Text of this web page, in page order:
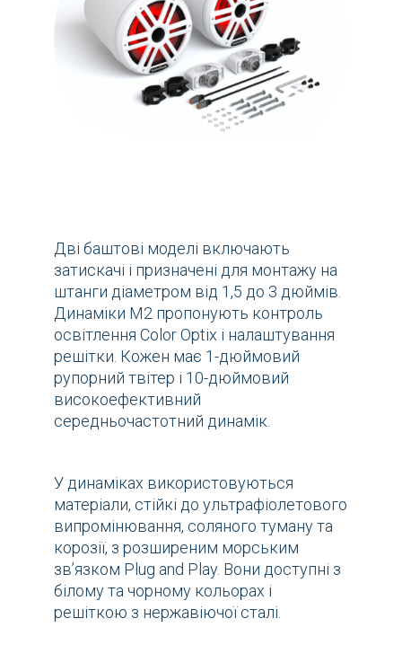
Дві баштові моделі включають
затискачі і призначені для монтажу на
штанги діаметром від 1,5 до 3 дюймів.
Динаміки M2 пропонують контроль
освітлення Color Optix і налаштування
решітки. Кожен має 1-дюймовий
рупорний твітер і 10-дюймовий
високоефективний
середньочастотний динамік.
У динаміках використовуються
матеріали, стійкі до ультрафіолетового
випромінювання, соляного туману та
корозії, з розширеним морським
зв’язком Plug and Play. Вони доступні з
білому та чорному кольорах і
решіткою з нержавіючої сталі.